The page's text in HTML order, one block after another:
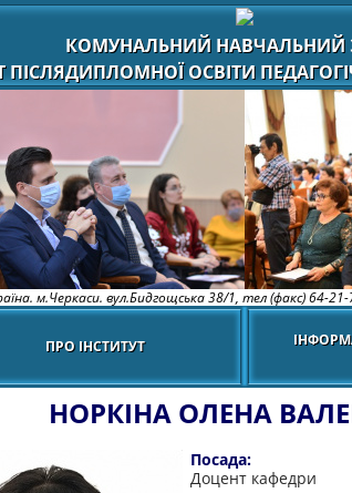
КОМУНАЛЬНИЙ НАВЧАЛЬНИЙ
ОСВІТИ
м.Черкаси. вул.Бидгощська 38/1, тел (факс) 64-
ПРО ІНСТИТУТ
НОРКІНА ОЛЕНА
Посада:
Доцент кафедри